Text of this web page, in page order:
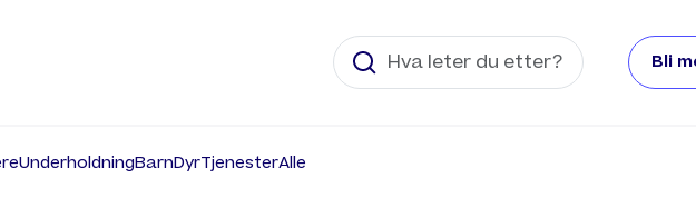
Bli
UnderholdningBarnDyrTjenesterAlle